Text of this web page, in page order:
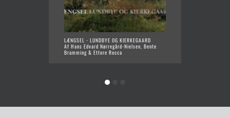
LÆNGSEL - LUNDBYE OG KIERKEGAARD
Af Hans Edvard Nørregård-Nielsen, Bente
Bramming & Ettore Rocca